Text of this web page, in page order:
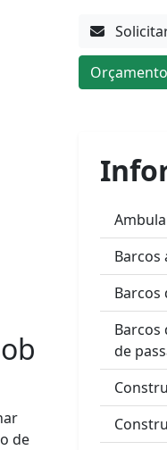
de
Barcos
de